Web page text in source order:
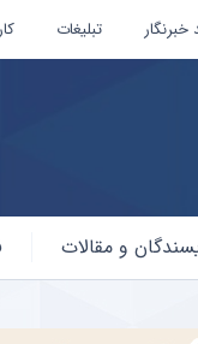
تبلیغات
و مقالات